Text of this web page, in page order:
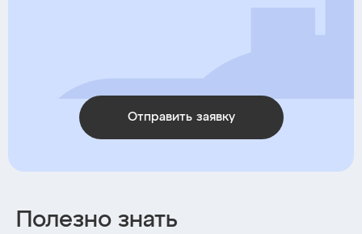
Отправить заявку
Полезно знать